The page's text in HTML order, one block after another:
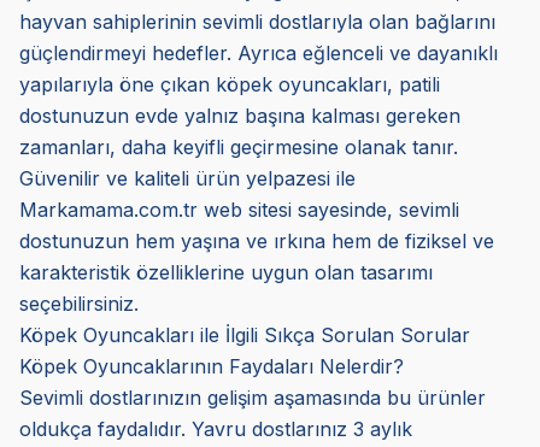
hayvan sahiplerinin sevimli dostlarıyla olan bağlarını
güçlendirmeyi hedefler. Ayrıca eğlenceli ve dayanıklı
yapılarıyla öne çıkan köpek oyuncakları, patili
dostunuzun evde yalnız başına kalması gereken
zamanları, daha keyifli geçirmesine olanak tanır.
Güvenilir ve kaliteli ürün yelpazesi ile
Markamama.com.tr web sitesi sayesinde, sevimli
dostunuzun hem yaşına ve ırkına hem de fiziksel ve
karakteristik özelliklerine uygun olan tasarımı
seçebilirsiniz.
Köpek Oyuncakları ile İlgili Sıkça Sorulan Sorular
Köpek Oyuncaklarının Faydaları Nelerdir?
Sevimli dostlarınızın gelişim aşamasında bu ürünler
oldukça faydalıdır. Yavru dostlarınız 3 aylık